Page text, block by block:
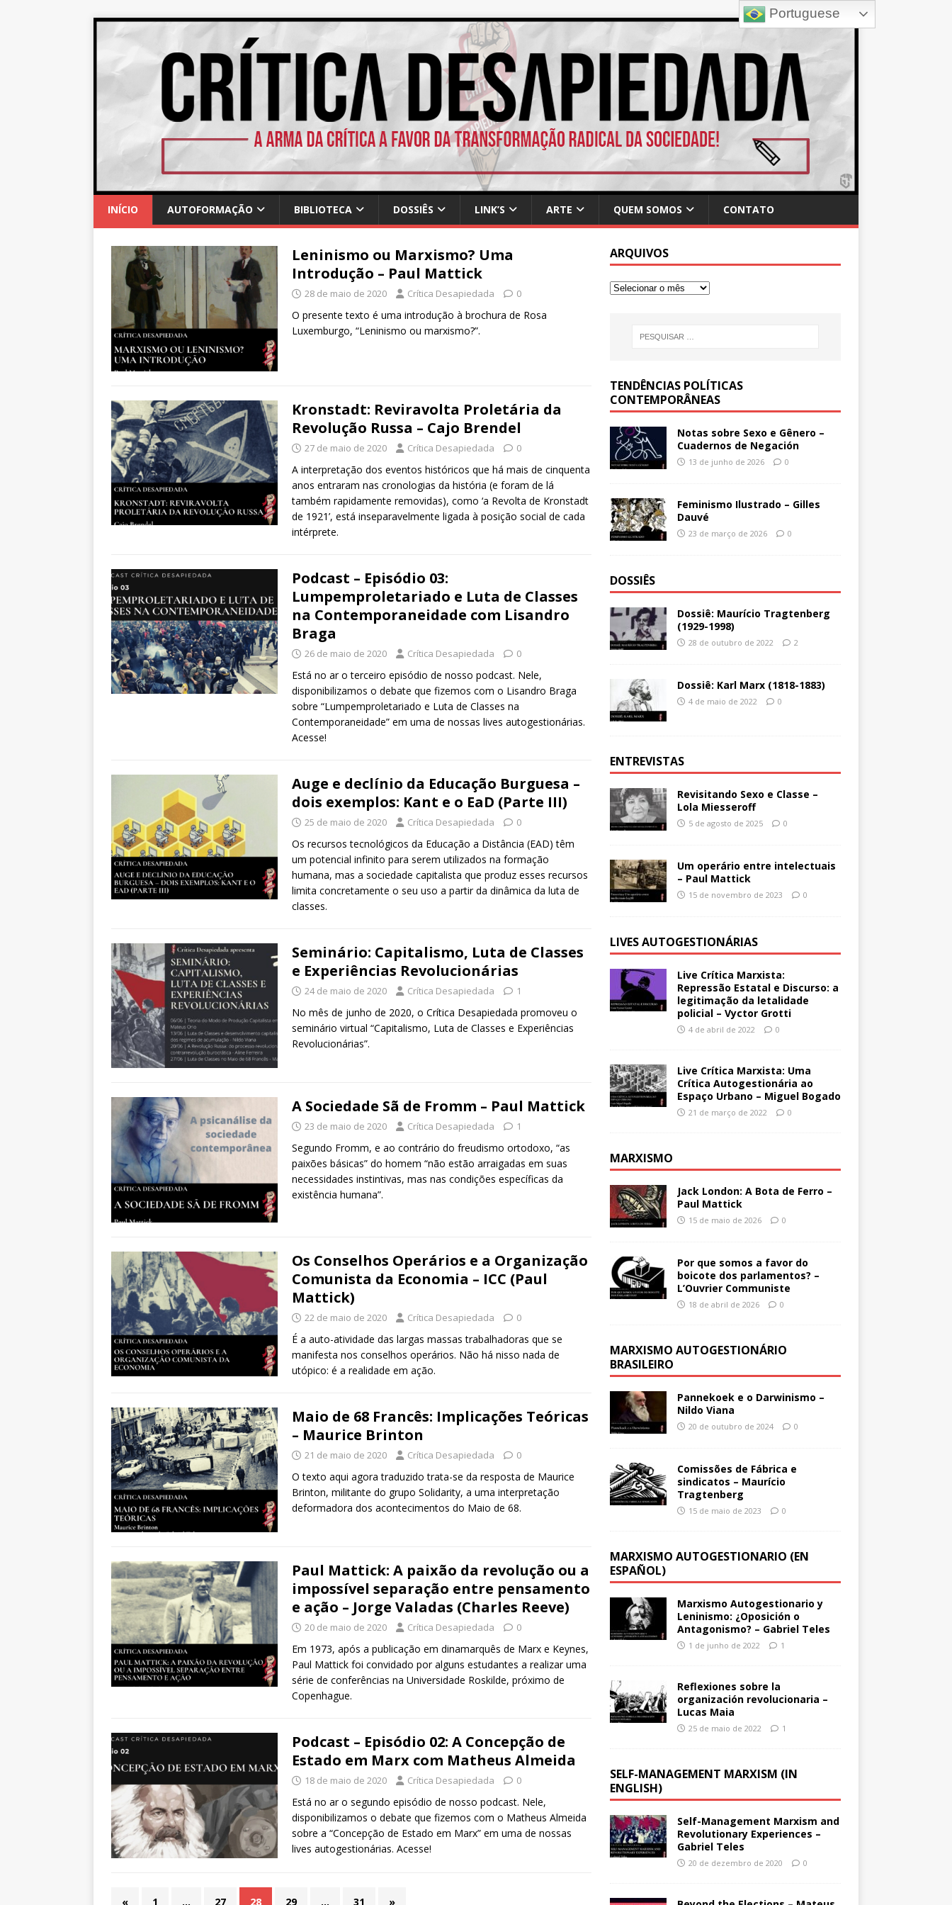
INÍCIO AUTOFORMAÇÃO BIBLIOTECA DOSSIÊS LINK’S ARTE QUEM SOMOS CONTATO
Leninismo ou Marxismo? Uma
Introdução – Paul Mattick
28 de maio de 2020 Crítica Desapiedada 0
O presente texto é uma introdução à brochura de Rosa
Luxemburgo, “Leninismo ou marxismo?”.
Kronstadt: Reviravolta Proletária da
Revolução Russa – Cajo Brendel
27 de maio de 2020 Crítica Desapiedada 0
A interpretação dos eventos históricos que há mais de cinquenta
anos entraram nas cronologias da história (e foram de lá
também rapidamente removidas), como ‘a Revolta de Kronstadt
de 1921’, está inseparavelmente ligada à posição social de cada
intérprete.
Podcast – Episódio 03:
Lumpemproletariado e Luta de Classes
na Contemporaneidade com Lisandro
Braga
26 de maio de 2020 Crítica Desapiedada 0
Está no ar o terceiro episódio de nosso podcast. Nele,
disponibilizamos o debate que fizemos com o Lisandro Braga
sobre “Lumpemproletariado e Luta de Classes na
Contemporaneidade” em uma de nossas lives autogestionárias.
Acesse!
Auge e declínio da Educação Burguesa –
dois exemplos: Kant e o EaD (Parte III)
25 de maio de 2020 Crítica Desapiedada 0
Os recursos tecnológicos da Educação a Distância (EAD) têm
um potencial infinito para serem utilizados na formação
humana, mas a sociedade capitalista que produz esses recursos
limita concretamente o seu uso a partir da dinâmica da luta de
classes.
Seminário: Capitalismo, Luta de Classes
e Experiências Revolucionárias
24 de maio de 2020 Crítica Desapiedada 1
No mês de junho de 2020, o Crítica Desapiedada promoveu o
seminário virtual “Capitalismo, Luta de Classes e Experiências
Revolucionárias”.
A Sociedade Sã de Fromm – Paul Mattick
23 de maio de 2020 Crítica Desapiedada 1
Segundo Fromm, e ao contrário do freudismo ortodoxo, “as
paixões básicas” do homem “não estão arraigadas em suas
necessidades instintivas, mas nas condições específicas da
existência humana”.
Os Conselhos Operários e a Organização
Comunista da Economia – ICC (Paul
Mattick)
22 de maio de 2020 Crítica Desapiedada 0
É a auto-atividade das largas massas trabalhadoras que se
manifesta nos conselhos operários. Não há nisso nada de
utópico: é a realidade em ação.
Maio de 68 Francês: Implicações Teóricas
– Maurice Brinton
21 de maio de 2020 Crítica Desapiedada 0
O texto aqui agora traduzido trata-se da resposta de Maurice
Brinton, militante do grupo Solidarity, a uma interpretação
deformadora dos acontecimentos do Maio de 68.
Paul Mattick: A paixão da revolução ou a
impossível separação entre pensamento
e ação – Jorge Valadas (Charles Reeve)
20 de maio de 2020 Crítica Desapiedada 0
Em 1973, após a publicação em dinamarquês de Marx e Keynes,
Paul Mattick foi convidado por alguns estudantes a realizar uma
série de conferências na Universidade Roskilde, próximo de
Copenhague.
Podcast – Episódio 02: A Concepção de
Estado em Marx com Matheus Almeida
18 de maio de 2020 Crítica Desapiedada 0
Está no ar o segundo episódio de nosso podcast. Nele,
disponibilizamos o debate que fizemos com o Matheus Almeida
sobre a “Concepção de Estado em Marx” em uma de nossas
lives autogestionárias. Acesse!
« 1 … 27 28 29 … 31 »
ARQUIVOS
TENDÊNCIAS POLÍTICAS
CONTEMPORÂNEAS
Notas sobre Sexo e Gênero –
Cuadernos de Negación
13 de junho de 2026 0
Feminismo Ilustrado – Gilles
Dauvé
23 de março de 2026 0
DOSSIÊS
Dossiê: Maurício Tragtenberg
(1929-1998)
28 de outubro de 2022 2
Dossiê: Karl Marx (1818-1883)
4 de maio de 2022 0
ENTREVISTAS
Revisitando Sexo e Classe –
Lola Miesseroff
5 de agosto de 2025 0
Um operário entre intelectuais
– Paul Mattick
15 de novembro de 2023 0
LIVES AUTOGESTIONÁRIAS
Live Crítica Marxista:
Repressão Estatal e Discurso: a
legitimação da letalidade
policial – Vyctor Grotti
4 de abril de 2022 0
Live Crítica Marxista: Uma
Crítica Autogestionária ao
Espaço Urbano – Miguel Bogado
21 de março de 2022 0
MARXISMO
Jack London: A Bota de Ferro –
Paul Mattick
15 de maio de 2026 0
Por que somos a favor do
boicote dos parlamentos? –
L’Ouvrier Communiste
18 de abril de 2026 0
MARXISMO AUTOGESTIONÁRIO
BRASILEIRO
Pannekoek e o Darwinismo –
Nildo Viana
20 de outubro de 2024 0
Comissões de Fábrica e
sindicatos – Maurício
Tragtenberg
15 de maio de 2023 0
MARXISMO AUTOGESTIONARIO (EN
ESPAÑOL)
Marxismo Autogestionario y
Leninismo: ¿Oposición o
Antagonismo? – Gabriel Teles
1 de junho de 2022 1
Reflexiones sobre la
organización revolucionaria –
Lucas Maia
25 de maio de 2022 1
SELF-MANAGEMENT MARXISM (IN
ENGLISH)
Self-Management Marxism and
Revolutionary Experiences –
Gabriel Teles
20 de dezembro de 2020 0
Portuguese